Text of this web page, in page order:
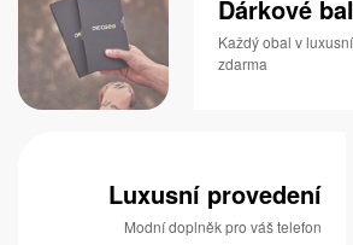
Dárkové
Každý obal v
zdarma
Luxusní provedení
Modní doplněk pro váš telefon